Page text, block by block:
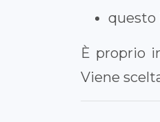
questo
È proprio
Viene